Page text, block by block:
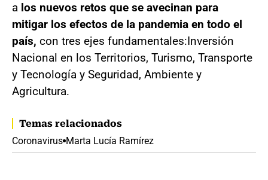
a los nuevos retos que se avecinan para
mitigar los efectos de la pandemia en todo el
país, con tres ejes fundamentales:Inversión
Nacional en los Territorios, Turismo, Transporte
y Tecnología y Seguridad, Ambiente y
Agricultura.
Temas relacionados
Coronavirus Marta Lucía Ramírez